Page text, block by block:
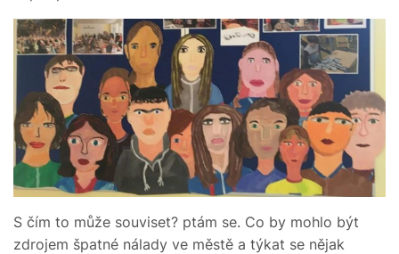
S čím to může souviset? ptám se. Co by mohlo být
zdrojem špatné nálady ve městě a týkat se nějak